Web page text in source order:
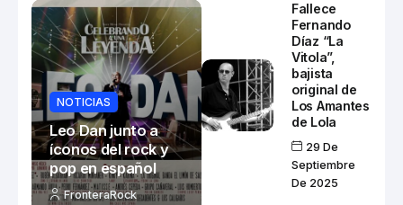
NOTICIAS
Leo Dan junto a
íconos del rock y
pop en español
FronteraRock
Fallece
Fernando
Díaz “La
Vitola”,
bajista
original de
Los Amantes
de Lola
29 De
Septiembre
De 2025